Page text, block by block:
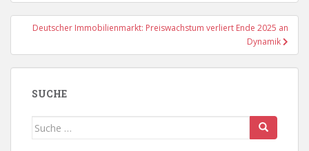
Deutscher Immobilienmarkt: Preiswachstum verliert Ende 2025 an
Dynamik
SUCHE
Suche